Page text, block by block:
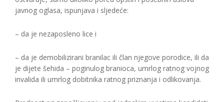
javnog oglasa, ispunjava i sljedeće:
– da je nezaposleno lice i
– da je demobilizirani branilac ili član njegove porodice, ili da
je dijete šehida – poginulog branioca, umrlog ratnog vojnog
invalida ili umrlog dobitnika ratnog priznanja i odlikovanja.